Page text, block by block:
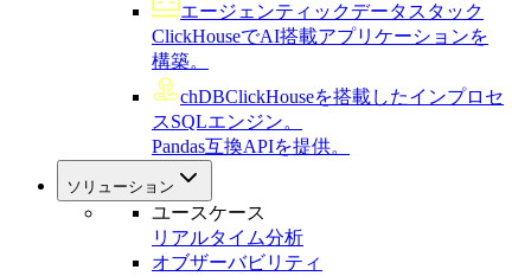
エージェンティックデータスタック
ClickHouseでAI搭載アプリケーションを
構築。
chDBClickHouseを搭載したインプロセ
スSQLエンジン。
Pandas互換APIを提供。
ソリューション
ユースケース
リアルタイム分析
オブザーバビリティ